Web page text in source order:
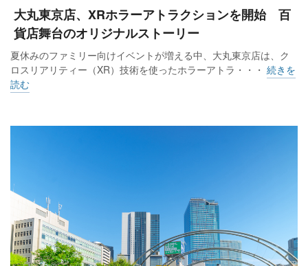
大丸東京店、XRホラーアトラクションを開始 百
貨店舞台のオリジナルストーリー
夏休みのファミリー向けイベントが増える中、大丸東京店は、ク
ロスリアリティー（XR）技術を使ったホラーアトラ・・・ 続きを
読む